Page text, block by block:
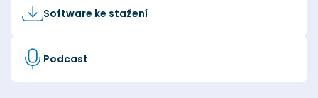
Software ke stažení
Podcast